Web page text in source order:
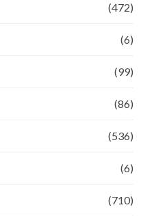
(472)
(6)
(99)
(86)
(536)
(6)
(710)